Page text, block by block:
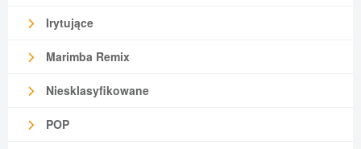
Irytujące
Marimba Remix
Niesklasyfikowane
POP